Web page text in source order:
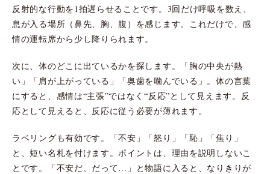
反射的な行動を1拍遅らせることです。3回だけ呼吸を数え、
息が入る場所（鼻先、胸、腹）を感じます。これだけで、感
情の運転席から少し降りられます。
次に、体のどこに出ているかを探します。「胸の中央が熱
い」「肩が上がっている」「奥歯を噛んでいる」。体の言葉
にすると、感情は“主張”ではなく“反応”として見えます。反
応として見えると、反応に従う必要が薄れます。
ラベリングも有効です。「不安」「怒り」「恥」「焦り」
と、短い名札を付けます。ポイントは、理由を説明しないこ
とです。「不安だ、だって…」と物語に入ると、なりきりが